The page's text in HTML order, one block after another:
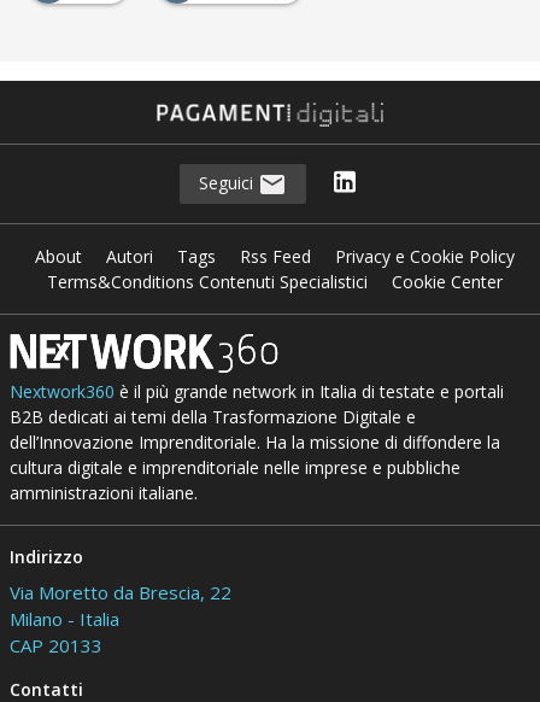
Seguici
About Autori Tags Rss Feed
Privacy e Cookie Policy
Terms&Conditions Contenuti Specialistici
Cookie Center
Nextwork360 è il più grande network in Italia di testate e portali
B2B dedicati ai temi della Trasformazione Digitale e
dell’Innovazione Imprenditoriale. Ha la missione di diffondere la
cultura digitale e imprenditoriale nelle imprese e pubbliche
amministrazioni italiane.
Indirizzo
Via Moretto da Brescia, 22
Milano - Italia
CAP 20133
Contatti